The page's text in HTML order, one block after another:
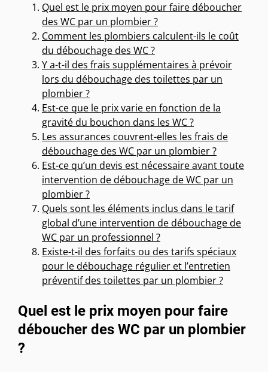
Quel est le prix moyen pour faire déboucher
des WC par un plombier ?
Comment les plombiers calculent-ils le coût
du débouchage des WC ?
Y a-t-il des frais supplémentaires à prévoir
lors du débouchage des toilettes par un
plombier ?
Est-ce que le prix varie en fonction de la
gravité du bouchon dans les WC ?
Les assurances couvrent-elles les frais de
débouchage des WC par un plombier ?
Est-ce qu’un devis est nécessaire avant toute
intervention de débouchage de WC par un
plombier ?
Quels sont les éléments inclus dans le tarif
global d’une intervention de débouchage de
WC par un professionnel ?
Existe-t-il des forfaits ou des tarifs spéciaux
pour le débouchage régulier et l’entretien
préventif des toilettes par un plombier ?
Quel est le prix moyen pour faire
déboucher des WC par un plombier
?